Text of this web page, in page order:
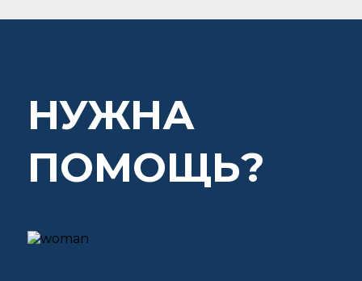
НУЖНА
ПОМОЩЬ?